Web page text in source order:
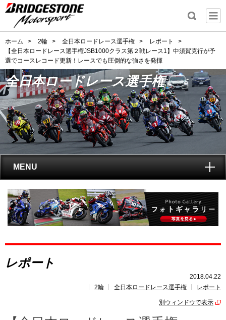
ホーム > 2輪 > 全日本ロードレース選手権 > レポート
>
【全日本ロードレース選手権JSB1000クラス第２戦レース1】中須賀克行が予
選でコースレコード更新！レースでも圧倒的な強さを発揮
全日本ロードレース選手権
MENU
トップ
全日本ロードレース選手権とは?
レポート
速報
レポート
2018.04.22
2輪
全日本ロードレース選手権 レポート
別ウィンドウで表示